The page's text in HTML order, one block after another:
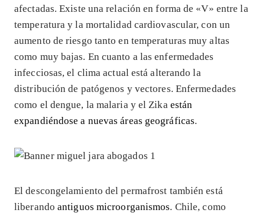
afectadas. Existe una relación en forma de «V» entre la
temperatura y la mortalidad cardiovascular, con un
aumento de riesgo tanto en temperaturas muy altas
como muy bajas. En cuanto a las enfermedades
infecciosas, el clima actual está alterando la
distribución de patógenos y vectores. Enfermedades
como el dengue, la malaria y el Zika están
expandiéndose a nuevas áreas geográficas.
El descongelamiento del permafrost también está
liberandoantiguos microorganismos. Chile, como